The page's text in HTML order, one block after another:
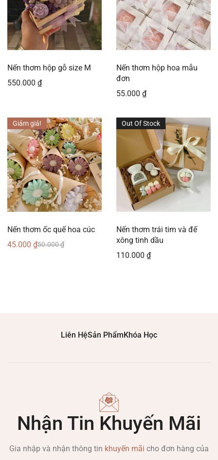
Nến thơm hộp gỗ size M
550.000 ₫
Nến thơm hộp hoa mẫu
đơn
55.000 ₫
Giảm giá!
Nến thơm ốc quế hoa cúc
50.000₫
45.000 ₫
Out Of Stock
Nến thơm trái tim và đế
xông tinh dầu
110.000 ₫
Liên HệSản PhẩmKhóa Học
Nhận Tin Khuyến Mãi
Gia nhập và nhận thông tin khuyến mãi cho đơn hàng của